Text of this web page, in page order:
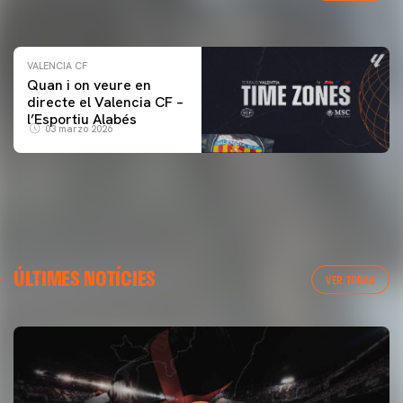
VALENCIA CF
Quan i on veure en
directe el Valencia CF –
l’Esportiu Alabés
03 marzo 2026
ÚLTIMES NOTÍCIES VER TODAS